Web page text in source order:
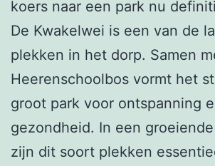
koers naar een park nu
De Kwakelwei is een van de
plekken in het dorp. Samen
Heerenschoolbos vormt het
groot park voor ontspanning
gezondheid. In een
zijn dit soort plekken